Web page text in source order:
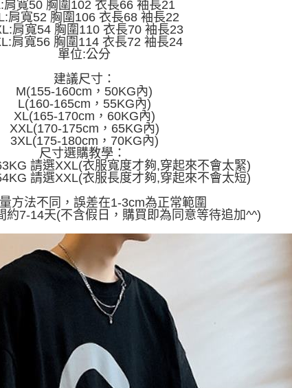
肩寬50 胸圍102 衣長66 袖長21
肩寬52 胸圍106 衣長68 袖長22
肩寬54 胸圍110 衣長70 袖長23
肩寬56 胸圍114 衣長72 袖長24
單位:公分
建議尺寸：
M(155-160cm，50KG內)
L(160-165cm，55KG內)
XL(165-170cm，60KG內)
XXL(170-175cm，65KG內)
3XL(175-180cm，70KG內)
尺寸選購教學：
請選XXL(衣服寬度才夠,穿起來不會太緊)
請選XXL(衣服長度才夠,穿起來不會太短)
方法不同，誤差在1-3cm為正常範圍
約7-14天(不含假日，購買即為同意等待追加^^)